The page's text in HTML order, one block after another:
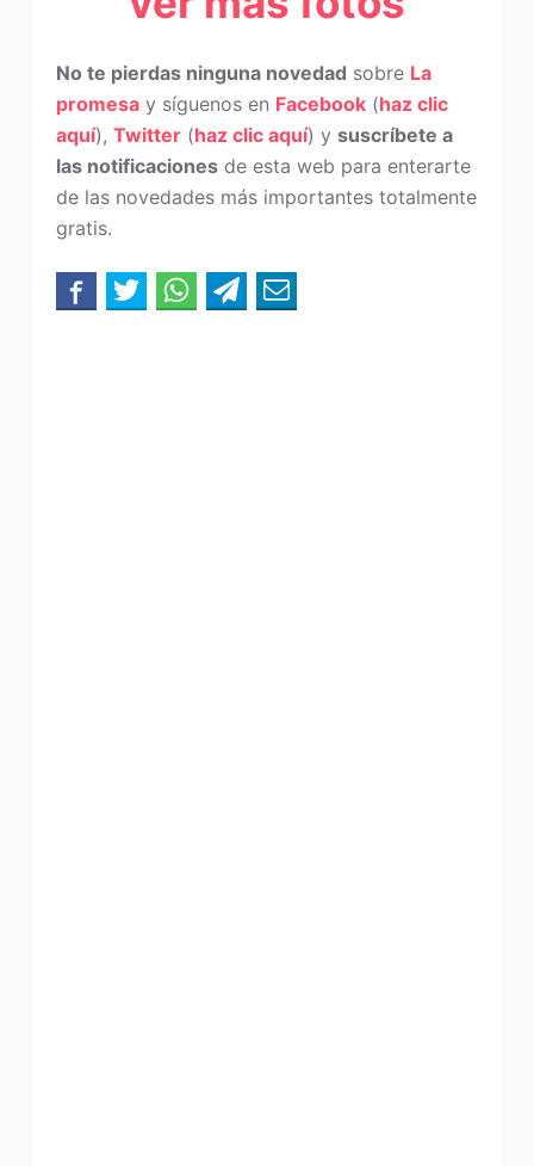
No te pierdas ninguna novedad sobre La
promesay síguenos en Facebook(haz clic
aquí), Twitter(haz clic aquí) y suscríbete a
las notificacionesde esta web para enterarte
de las novedades más importantes totalmente
gratis.